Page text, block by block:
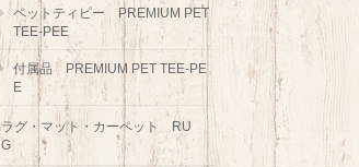
ペットティピー PREMIUM PET
TEE-PEE
付属品 PREMIUM PET TEE-PE
E
ラグ・マット・カーペット RU
G